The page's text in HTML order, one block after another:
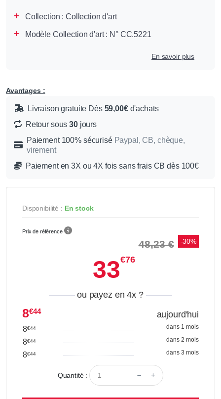
Collection : Collection d'art
Modèle Collection d'art : N° CC.5221
En savoir plus
Avantages :
Livraison gratuite Dès 59,00€d'achats
Retour sous30jours
Paiement 100% sécurisé Paypal, CB, chèque,
virement
Paiement en 3X ou 4X fois sans frais CB dès 100€
Disponibilité : En stock
Prix de référence
48,23 € -30%
33€76
ou payez en 4x ?
8€44 aujourd'hui
8€44 dans 1 mois
8€44 dans 2 mois
8€44 dans 3 mois
Quantité :